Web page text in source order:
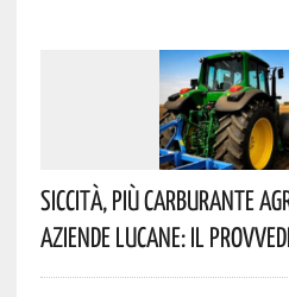
Siccità, Più Carburante
Aziende Lucane: Il